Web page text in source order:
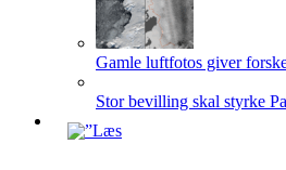
Gamle luftfotos giver
Stor bevilling skal styrke